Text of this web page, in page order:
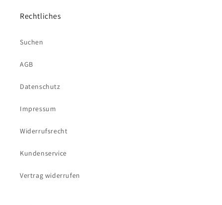
Rechtliches
Suchen
AGB
Datenschutz
Impressum
Widerrufsrecht
Kundenservice
Vertrag widerrufen